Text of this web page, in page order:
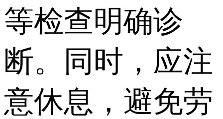
等检查明确诊
断。同时，应注
意休息，避免劳